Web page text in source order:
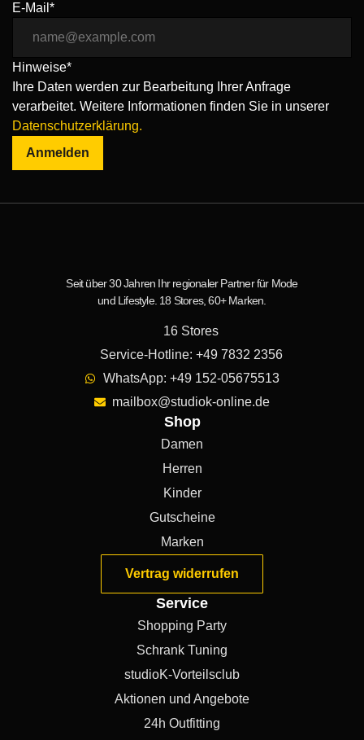
E-Mail*
Hinweise*
Ihre Daten werden zur Bearbeitung Ihrer Anfrage
verarbeitet. Weitere Informationen finden Sie in unserer
Datenschutzerklärung.
Anmelden
Seit über 30 Jahren Ihr regionaler Partner für Mode
und Lifestyle. 18 Stores, 60+ Marken.
16 Stores
Service-Hotline: +49 7832 2356
WhatsApp: +49 152-05675513
mailbox@studiok-online.de
Shop
Damen
Herren
Kinder
Gutscheine
Marken
Vertrag widerrufen
Service
Shopping Party
Schrank Tuning
studioK-Vorteilsclub
Aktionen und Angebote
24h Outfitting